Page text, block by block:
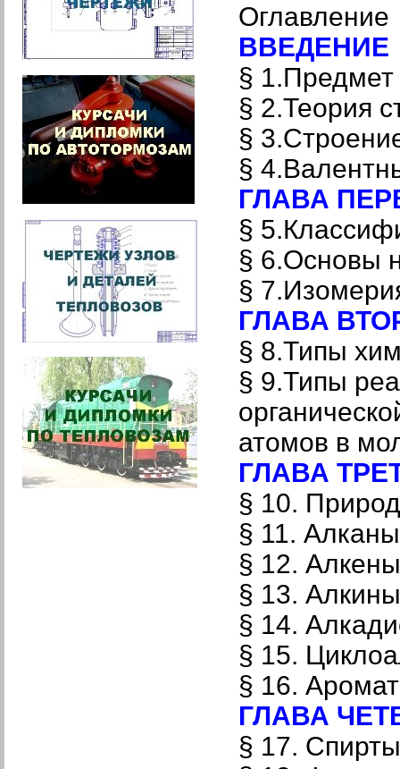
Оглавление
ВВЕДЕНИЕ
§
§ 2.Теория
§
§
ГЛАВА
§
§ 6.Основы
§
ГЛАВА
§ 8.Типы
§ 9.Типы
атомов в
ГЛАВА
§ 10.
§ 11.
§ 12.
§ 13.
§ 14.
§ 15.
§ 16.
ГЛАВА
§ 17.